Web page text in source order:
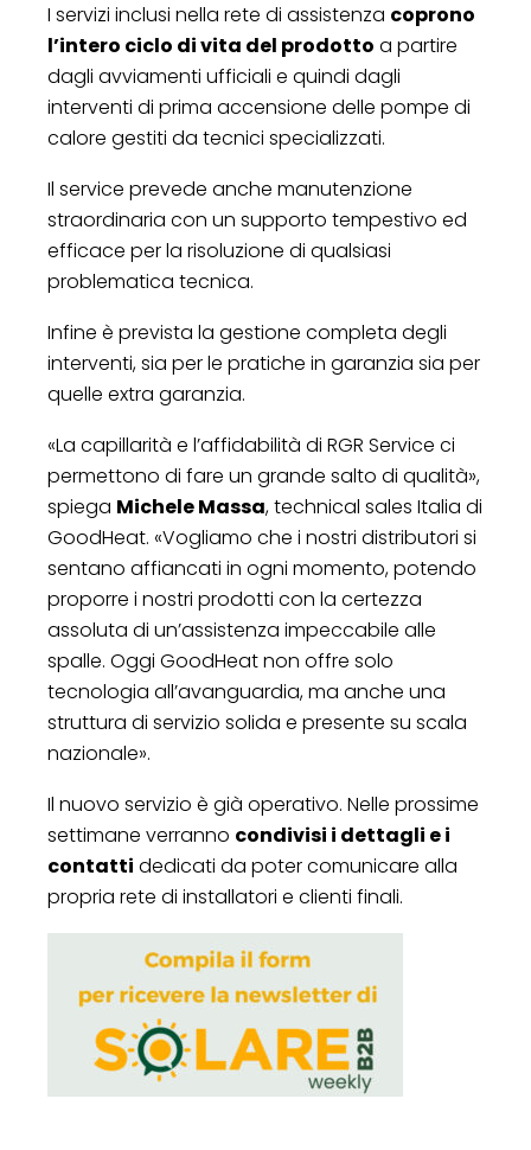
I servizi inclusi nella rete di assistenza coprono
l’intero ciclo di vita del prodotto a partire
dagli avviamenti ufficiali e quindi dagli
interventi di prima accensione delle pompe di
calore gestiti da tecnici specializzati.
Il service prevede anche manutenzione
straordinaria con un supporto tempestivo ed
efficace per la risoluzione di qualsiasi
problematica tecnica.
Infine è prevista la gestione completa degli
interventi, sia per le pratiche in garanzia sia per
quelle extra garanzia.
«La capillarità e l’affidabilità di RGR Service ci
permettono di fare un grande salto di qualità»,
spiega Michele Massa, technical sales Italia di
GoodHeat. «Vogliamo che i nostri distributori si
sentano affiancati in ogni momento, potendo
proporre i nostri prodotti con la certezza
assoluta di un’assistenza impeccabile alle
spalle. Oggi GoodHeat non offre solo
tecnologia all’avanguardia, ma anche una
struttura di servizio solida e presente su scala
nazionale».
Il nuovo servizio è già operativo. Nelle prossime
settimane verranno condivisi i dettagli e i
contatti dedicati da poter comunicare alla
propria rete di installatori e clienti finali.